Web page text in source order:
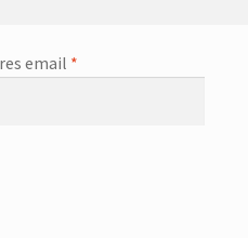
email *